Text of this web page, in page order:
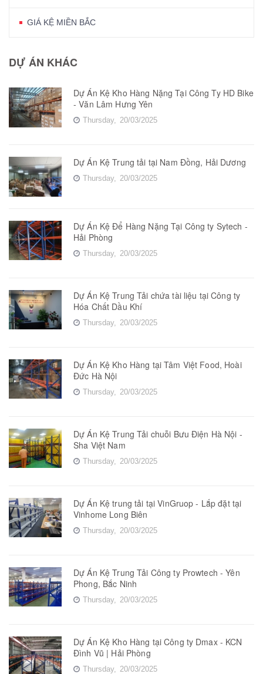
GIÁ KỆ MIỀN BẮC
DỰ ÁN KHÁC
Dự Án Kệ Kho Hàng Nặng Tại Công Ty HD Bike
- Văn Lâm Hưng Yên
Thursday, 20/03/2025
Dự Án Kệ Trung tải tại Nam Đồng, Hải Dương
Thursday, 20/03/2025
Dự Án Kệ Để Hàng Nặng Tại Công ty Sytech -
Hải Phòng
Thursday, 20/03/2025
Dự Án Kệ Trung Tải chứa tài liệu tại Công ty
Hóa Chất Dầu Khí
Thursday, 20/03/2025
Dự Án Kệ Kho Hàng tại Tâm Việt Food, Hoài
Đức Hà Nội
Thursday, 20/03/2025
Dự Án Kệ Trung Tải chuỗi Bưu Điện Hà Nội -
Sha Việt Nam
Thursday, 20/03/2025
Dự Án Kệ trung tải tại VinGruop - Lắp đặt tại
Vinhome Long Biên
Thursday, 20/03/2025
Dự Án Kệ Trung Tải Công ty Prowtech - Yên
Phong, Bắc Ninh
Thursday, 20/03/2025
Dự Án Kệ Kho Hàng tại Công ty Dmax - KCN
Đình Vũ | Hải Phòng
Thursday, 20/03/2025